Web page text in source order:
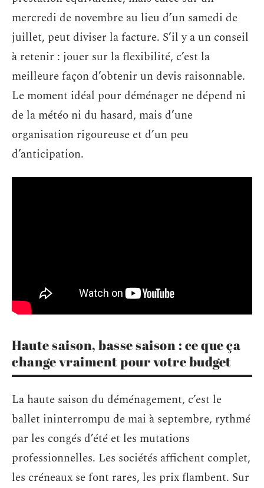
mercredi de novembre au lieu d’un samedi de
juillet, peut diviser la facture. S’il y a un conseil
à retenir : jouer sur la flexibilité, c’est la
meilleure façon d’obtenir un devis raisonnable.
Le moment idéal pour déménager ne dépend ni
de la météo ni du hasard, mais d’une
organisation rigoureuse et d’un peu
d’anticipation.
Haute saison, basse saison : ce que ça
change vraiment pour votre budget
La haute saison du déménagement, c’est le
ballet ininterrompu de mai à septembre, rythmé
par les congés d’été et les mutations
professionnelles. Les sociétés affichent complet,
les créneaux se font rares, les prix flambent. Sur